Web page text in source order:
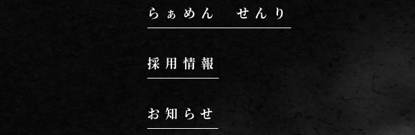
らぁめん せんり
採用情報
お知らせ